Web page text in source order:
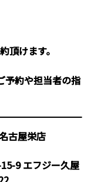
頂けます。
約や担当者の指
古屋栄店
9 エフジー久屋